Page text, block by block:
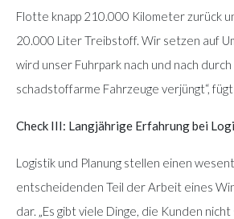
Flotte knapp 210.000 Kilometer zurück
20.000 Liter Treibstoff. Wir setzen auf
wird unser Fuhrpark nach und nach durch
schadstoffarme Fahrzeuge verjüngt“,
Check III: Langjährige Erfahrung bei
Logistik und Planung stellen einen
entscheidenden Teil der Arbeit eines
dar. „Es gibt viele Dinge, die Kunden